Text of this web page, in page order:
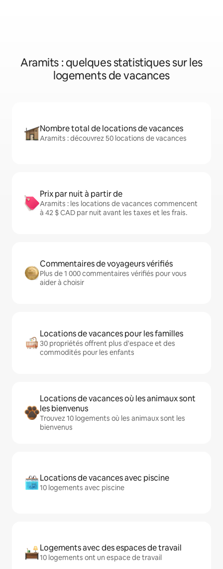
Aramits : quelques statistiques sur les
logements de vacances
Nombre total de locations de vacances
Aramits : découvrez 50 locations de vacances
Prix par nuit à partir de
Aramits : les locations de vacances commencent
à 42 $ CAD par nuit avant les taxes et les frais.
Commentaires de voyageurs vérifiés
Plus de 1 000 commentaires vérifiés pour vous
aider à choisir
Locations de vacances pour les familles
30 propriétés offrent plus d'espace et des
commodités pour les enfants
Locations de vacances où les animaux sont
les bienvenus
Trouvez 10 logements où les animaux sont les
bienvenus
Locations de vacances avec piscine
10 logements avec piscine
Logements avec des espaces de travail
10 logements ont un espace de travail